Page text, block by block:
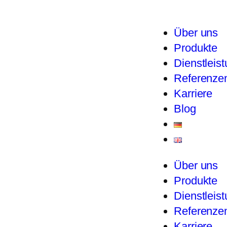
Über uns
Produkte
Karriere
Blog
Über uns
Produkte